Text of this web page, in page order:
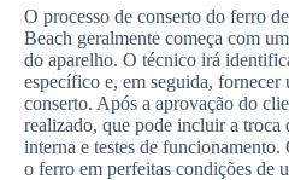
O processo de conserto do ferro
Beach geralmente começa com
do aparelho. O técnico irá
específico e, em seguida, fornecer
conserto. Após a aprovação do
realizado, que pode incluir a troca
interna e testes de
o ferro em perfeitas condições de